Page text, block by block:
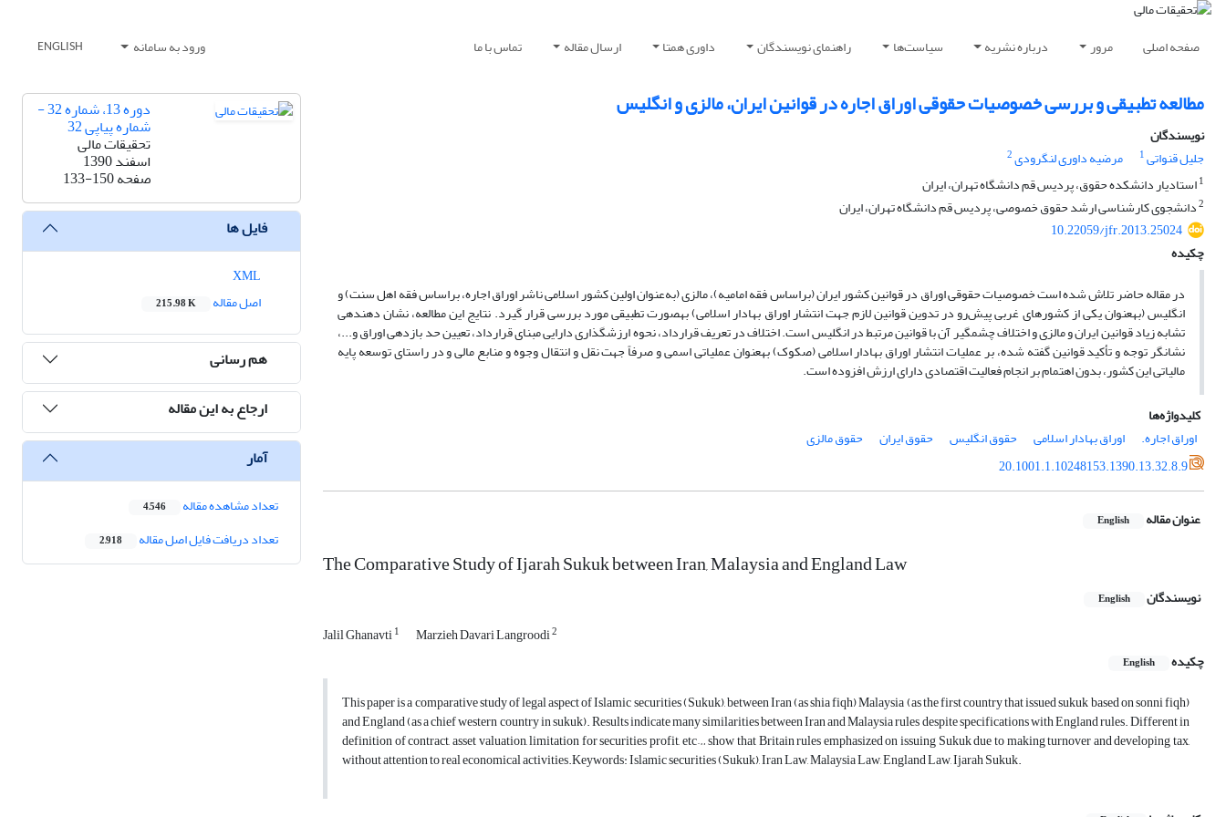
صفحه اصلی مرور درباره نشریه سیاست‌ها راهنمای نویسندگان داوری همتا ارسال مقاله تماس با ما ورود به سامانه ENGLISH
مطالعه تطبیقی و بررسی خصوصیات حقوقی اوراق اجاره در قوانین ایران، مالزی و انگلیس
نویسندگان
جلیل قنواتی1 مرضیه داوری لنگرودی2
1استادیار دانشکده حقوق، پردیس قم دانشگاه تهران، ایران
2دانشجوی کارشناسی ارشد حقوق خصوصی، پردیس قم دانشگاه تهران، ایران
10.22059/jfr.2013.25024
چکیده
در مقاله حاضر تلاش شده است خصوصیات حقوقی اوراق در قوانین کشور ایران (براساس فقه امامیه)، مالزی (به‌عنوان اولین کشور اسلامی ناشر اوراق اجاره، براساس فقه اهل سنت) و
انگلیس (به‎عنوان یکی از کشورهای غربی پیش‌رو در تدوین قوانین لازم جهت انتشار اوراق بهادار اسلامی) به‎صورت تطبیقی مورد بررسی قرار گیرد. نتایج این مطالعه، نشان دهنده‎ی
تشابه زیاد قوانین ایران و مالزی و اختلاف چشمگیر آن با قوانین مرتبط در انگلیس است. اختلاف در تعریف قرارداد، نحوه ارزش‎گذاری دارایی مبنای قرارداد، تعیین حد بازدهی اوراق و...،
نشانگر توجه و تأکید قوانین گفته شده، بر عملیات انتشار اوراق بهادار اسلامی (صکوک) به‎عنوان عملیاتی اسمی و صرفاً جهت نقل و انتقال وجوه و منابع مالی و در راستای توسعه پایه
مالیاتی این کشور، بدون اهتمام بر انجام فعالیت اقتصادی دارای ارزش افزوده است.
کلیدواژه‌ها
اوراق اجاره.
اوراق بهادار اسلامی حقوق انگلیس حقوق ایران
حقوق مالزی
20.1001.1.10248153.1390.13.32.8.9
عنوان مقاله English
The Comparative Study of Ijarah Sukuk between Iran, Malaysia and England Law
نویسندگان English
Jalil Ghanavti1 Marzieh Davari Langroodi2
چکیده English
This paper is a comparative study of legal aspect of Islamic securities (Sukuk), between Iran (as shia fiqh) Malaysia (as the first country that issued sukuk based on sonni fiqh)
and England (as a chief western country in sukuk). Results indicate many similarities between Iran and Malaysia rules despite specifications with England rules. Different in
definition of contract, asset valuation, limitation for securities profit, etc… show that Britain rules emphasized on issuing Sukuk due to making turnover and developing tax,
without attention to real economical activities.Keywords: Islamic securities (Sukuk), Iran Law, Malaysia Law, England Law, Ijarah Sukuk.
دوره 13، شماره 32 -
شماره پیاپی 32
تحقیقات مالی
اسفند 1390
صفحه133-150
فایل ها
اصل مقاله
215.98 K
هم رسانی
ارجاع به این مقاله
آمار
تعداد مشاهده مقاله 4,546
تعداد دریافت فایل اصل مقاله 2,918